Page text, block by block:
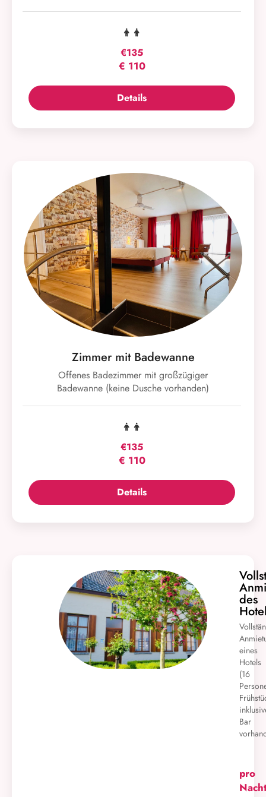
€ 110
€135
Details
Zimmer mit Badewanne
Offenes Badezimmer mit großzügiger
Badewanne (keine Dusche vorhanden)
€ 110
€135
Details
des
eines
Hotels
(16
Bar
pro
Nacht